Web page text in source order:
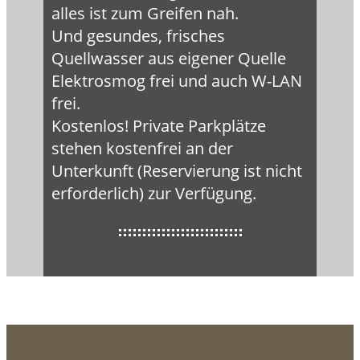
alles ist zum Greifen nah.
Und gesundes, frisches
Quellwasser aus eigener Quelle
Elektrosmog frei und auch W-LAN
frei.
Kostenlos! Private Parkplätze
stehen kostenfrei an der
Unterkunft (Reservierung ist nicht
erforderlich) zur Verfügung.